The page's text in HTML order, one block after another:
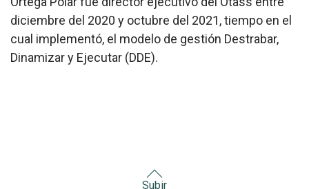
diciembre del 2020 y octubre del 2021, tiempo en el
cual implementó, el modelo de gestión Destrabar,
Dinamizar y Ejecutar (DDE).
Subir